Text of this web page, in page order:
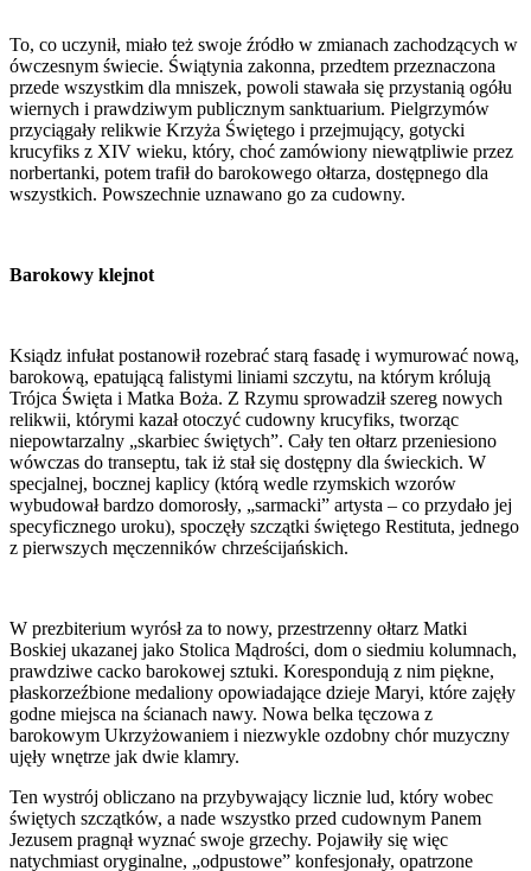
To, co uczynił, miało też swoje źródło w zmianach zachodzących w
ówczesnym świecie. Świątynia zakonna, przedtem przeznaczona
przede wszystkim dla mniszek, powoli stawała się przystanią ogółu
wiernych i prawdziwym publicznym sanktuarium. Pielgrzymów
przyciągały relikwie Krzyża Świętego i przejmujący, gotycki
krucyfiks z XIV wieku, który, choć zamówiony niewątpliwie przez
norbertanki, potem trafił do barokowego ołtarza, dostępnego dla
wszystkich. Powszechnie uznawano go za cudowny.
Barokowy klejnot
Ksiądz infułat postanowił rozebrać starą fasadę i wymurować nową,
barokową, epatującą falistymi liniami szczytu, na którym królują
Trójca Święta i Matka Boża. Z Rzymu sprowadził szereg nowych
relikwii, którymi kazał otoczyć cudowny krucyfiks, tworząc
niepowtarzalny „skarbiec świętych”. Cały ten ołtarz przeniesiono
wówczas do transeptu, tak iż stał się dostępny dla świeckich. W
specjalnej, bocznej kaplicy (którą wedle rzymskich wzorów
wybudował bardzo domorosły, „sarmacki” artysta – co przydało jej
specyficznego uroku), spoczęły szczątki świętego Restituta, jednego
z pierwszych męczenników chrześcijańskich.
W prezbiterium wyrósł za to nowy, przestrzenny ołtarz Matki
Boskiej ukazanej jako Stolica Mądrości, dom o siedmiu kolumnach,
prawdziwe­ cacko­ barokowej sztuki. Korespondują z nim piękne,
płaskorzeźbione medaliony opowiadające dzieje Maryi, które zajęły
godne miejsca na ścianach nawy. Nowa belka tęczowa z
barokowym Ukrzyżowaniem i niezwykle ozdobny chór muzyczny
ujęły wnętrze jak dwie klamry.
Ten wystrój obliczano na przybywający licznie lud, który wobec
świętych szczątków, a nade wszystko przed cudownym Panem
Jezusem pragnął wyznać swoje grzechy. Pojawiły się więc
natychmiast oryginalne, „odpustowe” konfesjonały, opatrzone